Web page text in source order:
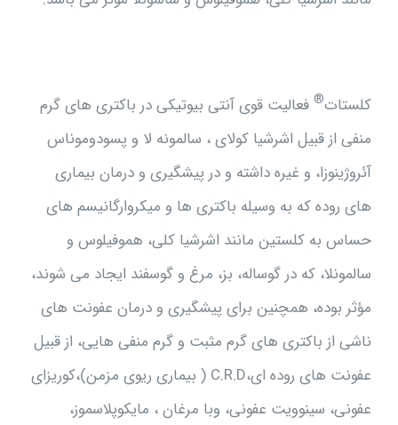
کلستات® فعالیت قوی آنتی بیوتیکی در باکتری های گرم
منفی از قبیل اشرشیا کولای ، سالمونه لا و پسودوموناس
آئروژینوزا، و غیره داشته و در پیشگیری و درمان بیماری
های روده که به وسیله باکتری ها و میکروارگانیسم های
حساس به کلستین مانند اشرشیا کلی، هموفیلوس و
سالمونلا، که در گوساله، بز، مرغ و گوسفند ایجاد می شوند،
مؤثر بوده، همچنین برای پیشگیری و درمان عفونت های
ناشی از باکتری های گرم مثبت و گرم منفی هایی، از قبیل
عفونت های روده ای،C.R.D ( بیماری ریوی مزمن)،کوریزای
عفونی، سینوویت عفونی، وبا مرغان ، مایکوپلاسموز،